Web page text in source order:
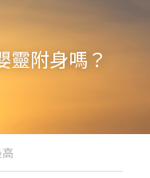
靈附身嗎？